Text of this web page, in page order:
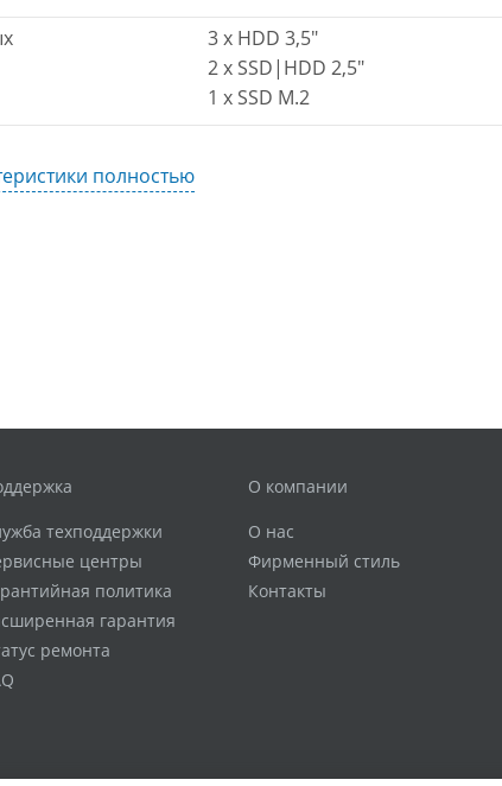
3 x HDD 3,5"
2 x SSD|HDD 2,5"
1 x SSD M.2
полностью
техподдержки
центры
политика
гарантия
ремонта
О компании
О нас
Фирменный стиль
Контакты